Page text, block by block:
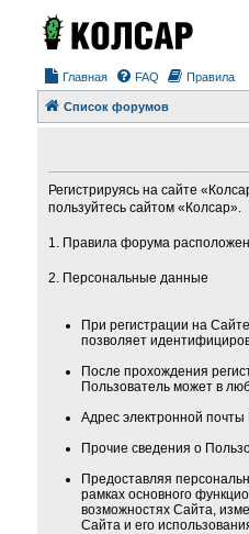
Главная FAQ Правила
Список форумов
Регистрируясь на сайте
пользуйтесь сайтом «Колсар».
1. Правила форума
2. Персональные данные
При регистрации на
позволяет
После прохождения
Пользователь может в
Адрес электронной
Прочие сведения о
Предоставляя
рамках основного
возможностях Сайта,
Сайта и его